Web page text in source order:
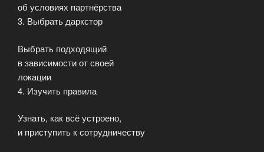
об условиях партнёрства
3. Выбрать даркстор
Выбрать подходящий
в зависимости от своей
локации
4. Изучить правила
Узнать, как всё устроено,
и приступить к сотрудничеству